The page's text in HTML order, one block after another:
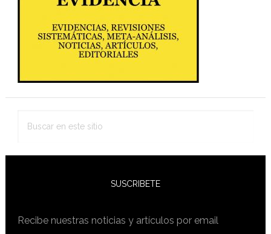
SUSCRIBETE
Recibe nuestras noticias y artículos por email